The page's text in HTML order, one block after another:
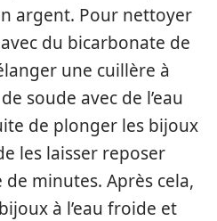
argent. Pour nettoyer
du bicarbonate de
une cuillère à
soude avec de l’eau
de plonger les bijoux
les laisser reposer
minutes. Après cela,
à l’eau froide et